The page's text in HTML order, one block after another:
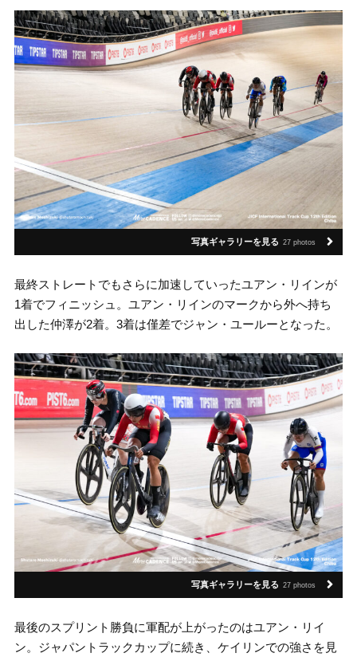
写真ギャラリーを見る 27 photos
最終ストレートでもさらに加速していったユアン・リインが
1着でフィニッシュ。ユアン・リインのマークから外へ持ち
出した仲澤が2着。3着は僅差でジャン・ユールーとなった。
写真ギャラリーを見る 27 photos
最後のスプリント勝負に軍配が上がったのはユアン・リイ
ン。ジャパントラックカップに続き、ケイリンでの強さを見